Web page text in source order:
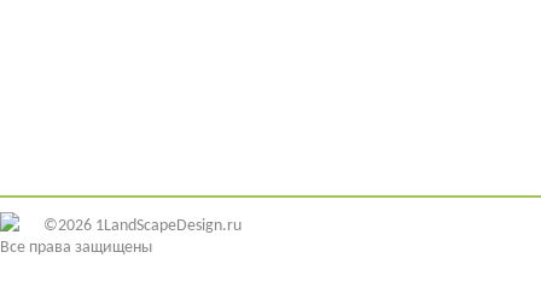
©2026 1LandScapeDesign.ru
Все права защищены